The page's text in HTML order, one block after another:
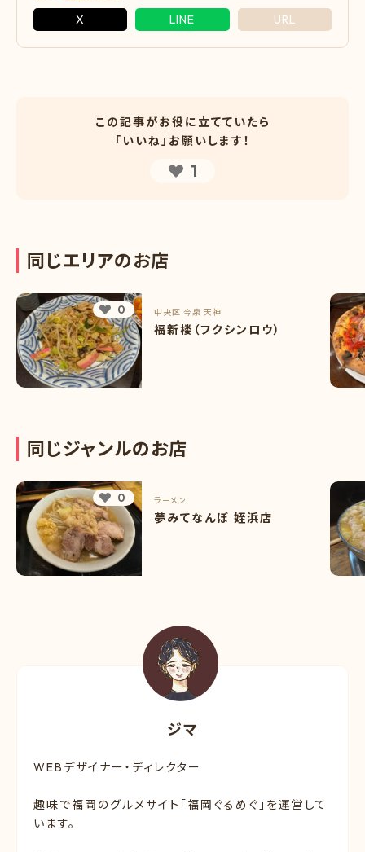
X LINE URL
この記事がお役に立てていたら
「いいね」お願いします！
1
同 じエリアのお店
中央区 今泉 天神
福新楼（フクシンロウ）
0
同 じジャンルのお店
ラーメン
夢みてなんぼ 姪浜店
0
ジマ
WEBデザイナー・ディレクター
趣味で福岡のグルメサイト「福岡ぐるめぐ」を運営して
います。